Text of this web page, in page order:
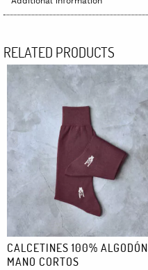
RELATED PRODUCTS
CALCETINES 100% ALGODÓN
MANO CORTOS